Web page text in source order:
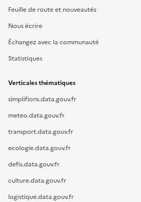
Feuille de route et nouveautés
Nous écrire
Échangez avec la communauté
Statistiques
Verticales thématiques
simplifions.data.gouv.fr
meteo.data.gouv.fr
transport.data.gouv.fr
ecologie.data.gouv.fr
defis.data.gouv.fr
culture.data.gouv.fr
logistique.data.gouv.fr